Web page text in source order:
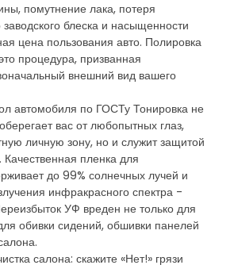
помутнение лака, потеря
блеска и насыщенности
цена пользования авто. Полировка
процедура, призванная
внешний вид вашего
автомобиля по ГОСТу Тонировка не
вас от любопытных глаз,
личную зону, но и служит защитой
пленка для
до 99% солнечных лучей и
инфракрасного спектра -
УФ вреден не только для
обивки сидений, обшивки панелей
салона: скажите «Нет!» грязи